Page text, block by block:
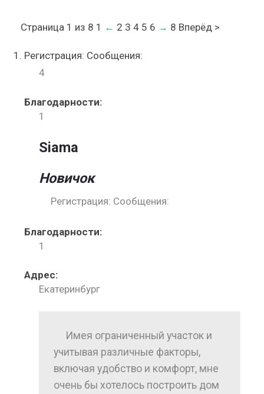
Страница 1 из 8 1 ← 2 3 4 5 6 → 8 Вперёд >
Регистрация: Сообщения:
4
Благодарности:
1
Siama
Новичок
Регистрация: Сообщения:
Благодарности:
1
Адрес:
Екатеринбург
Имея ограниченный участок и
учитывая различные факторы,
включая удобство и комфорт, мне
очень бы хотелось построить дом